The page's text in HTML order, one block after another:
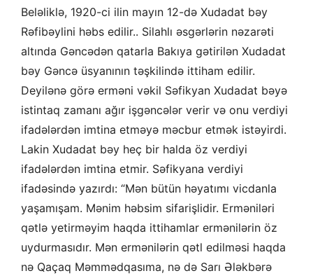
Beləliklə, 1920-ci ilin mayın 12-də Xudadat bəy
Rəfibəylini həbs edilir.. Silahlı əsgərlərin nəzarəti
altında Gəncədən qatarla Bakıya gətirilən Xudadat
bəy Gəncə üsyanının təşkilində ittiham edilir.
Deyilənə görə erməni vəkil Səfikyan Xudadat bəyə
istintaq zamanı ağır işgəncələr verir və onu verdiyi
ifadələrdən imtina etməyə məcbur etmək istəyirdi.
Lakin Xudadat bəy heç bir halda öz verdiyi
ifadələrdən imtina etmir. Səfikyana verdiyi
ifadəsində yazırdı: “Mən bütün həyatımı vicdanla
yaşamışam. Mənim həbsim sifarişlidir. Erməniləri
qətlə yetirməyim haqda ittihamlar ermənilərin öz
uydurmasıdır. Mən ermənilərin qətl edilməsi haqda
nə Qaçaq Məmmədqasıma, nə də Sarı Ələkbərə